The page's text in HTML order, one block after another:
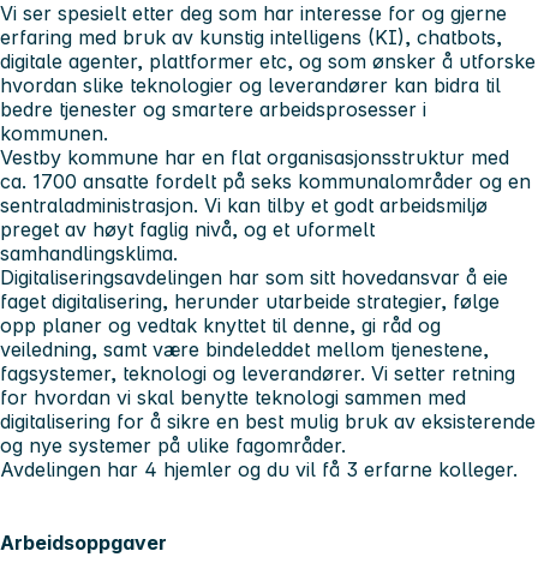
Vi ser spesielt etter deg som har interesse for og gjerne
erfaring med bruk av kunstig intelligens (KI), chatbots,
digitale agenter, plattformer etc, og som ønsker å utforske
hvordan slike teknologier og leverandører kan bidra til
bedre tjenester og smartere arbeidsprosesser i
kommunen.
Vestby kommune har en flat organisasjonsstruktur med
ca. 1700 ansatte fordelt på seks kommunalområder og en
sentraladministrasjon. Vi kan tilby et godt arbeidsmiljø
preget av høyt faglig nivå, og et uformelt
samhandlingsklima.
Digitaliseringsavdelingen har som sitt hovedansvar å eie
faget digitalisering, herunder utarbeide strategier, følge
opp planer og vedtak knyttet til denne, gi råd og
veiledning, samt være bindeleddet mellom tjenestene,
fagsystemer, teknologi og leverandører. Vi setter retning
for hvordan vi skal benytte teknologi sammen med
digitalisering for å sikre en best mulig bruk av eksisterende
og nye systemer på ulike fagområder.
Avdelingen har 4 hjemler og du vil få 3 erfarne kolleger.
Arbeidsoppgaver